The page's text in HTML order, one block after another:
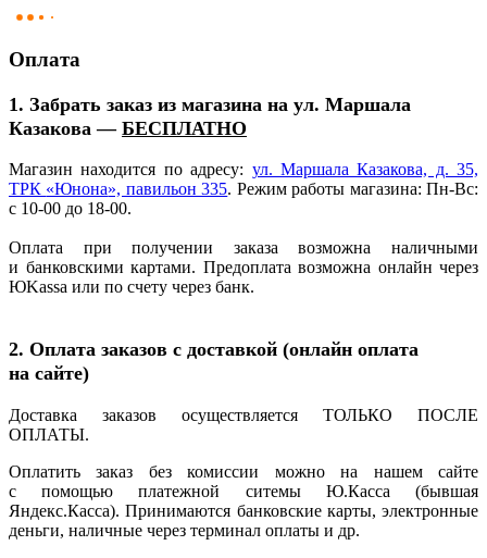
Оплата
1. Забрать заказ из магазина на ул. Маршала
Казакова — БЕСПЛАТНО
Магазин находится по адресу: ул. Маршала Казакова, д. 35,
ТРК «Юнона», павильон 335. Режим работы магазина: Пн-Вс:
с 10-00 до 18-00.
Оплата при получении заказа возможна наличными
и банковскими картами. Предоплата возможна онлайн через
ЮKassa или по счету через банк.
2. Оплата заказов с доставкой (онлайн оплата
на сайте)
Доставка заказов осуществляется ТОЛЬКО ПОСЛЕ
ОПЛАТЫ.
Оплатить заказ без комиссии можно на нашем сайте
с помощью платежной ситемы Ю.Касса
(бывшая
Яндекс.Касса). Принимаются банковские карты, электронные
деньги, наличные через терминал оплаты и др.